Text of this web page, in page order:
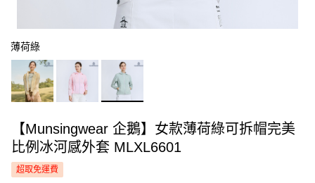
薄荷綠
【Munsingwear 企鵝】女款薄荷綠可拆帽完美
比例冰河感外套 MLXL6601
超取免運費